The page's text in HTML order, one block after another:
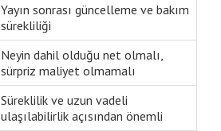
Yayın sonrası güncelleme ve bakım
sürekliliği
Neyin dahil olduğu net olmalı,
sürpriz maliyet olmamalı
Süreklilik ve uzun vadeli
ulaşılabilirlik açısından önemli